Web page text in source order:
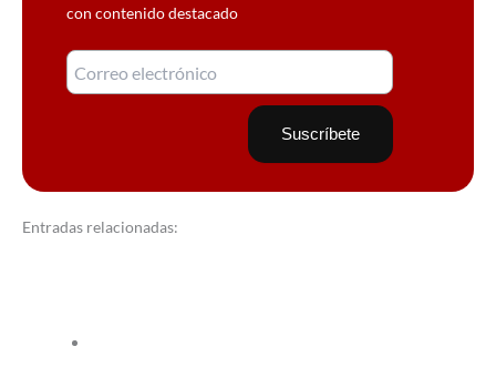
con contenido destacado
Entradas relacionadas: